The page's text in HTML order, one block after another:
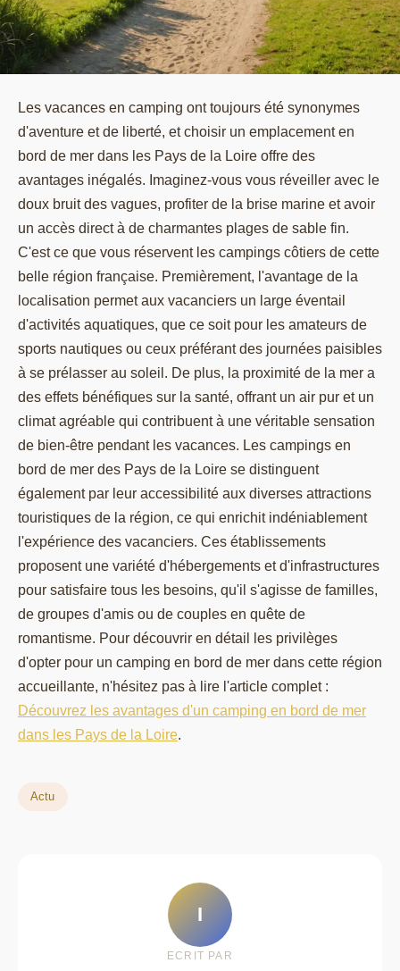
Les vacances en camping ont toujours été synonymes
d'aventure et de liberté, et choisir un emplacement en
bord de mer dans les Pays de la Loire offre des
avantages inégalés. Imaginez-vous vous réveiller avec le
doux bruit des vagues, profiter de la brise marine et avoir
un accès direct à de charmantes plages de sable fin.
C'est ce que vous réservent les campings côtiers de cette
belle région française. Premièrement, l'avantage de la
localisation permet aux vacanciers un large éventail
d'activités aquatiques, que ce soit pour les amateurs de
sports nautiques ou ceux préférant des journées paisibles
à se prélasser au soleil. De plus, la proximité de la mer a
des effets bénéfiques sur la santé, offrant un air pur et un
climat agréable qui contribuent à une véritable sensation
de bien-être pendant les vacances. Les campings en
bord de mer des Pays de la Loire se distinguent
également par leur accessibilité aux diverses attractions
touristiques de la région, ce qui enrichit indéniablement
l'expérience des vacanciers. Ces établissements
proposent une variété d'hébergements et d'infrastructures
pour satisfaire tous les besoins, qu'il s'agisse de familles,
de groupes d'amis ou de couples en quête de
romantisme. Pour découvrir en détail les privilèges
d'opter pour un camping en bord de mer dans cette région
accueillante, n'hésitez pas à lire l'article complet :
Découvrez les avantages d'un camping en bord de mer
dans les Pays de la Loire.
Actu
I
ECRIT PAR